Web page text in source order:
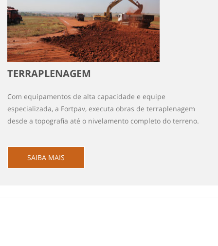
TERRAPLENAGEM
Com equipamentos de alta capacidade e equipe
especializada, a Fortpav, executa obras de terraplenagem
desde a topografia até o nivelamento completo do terreno.
SAIBA MAIS